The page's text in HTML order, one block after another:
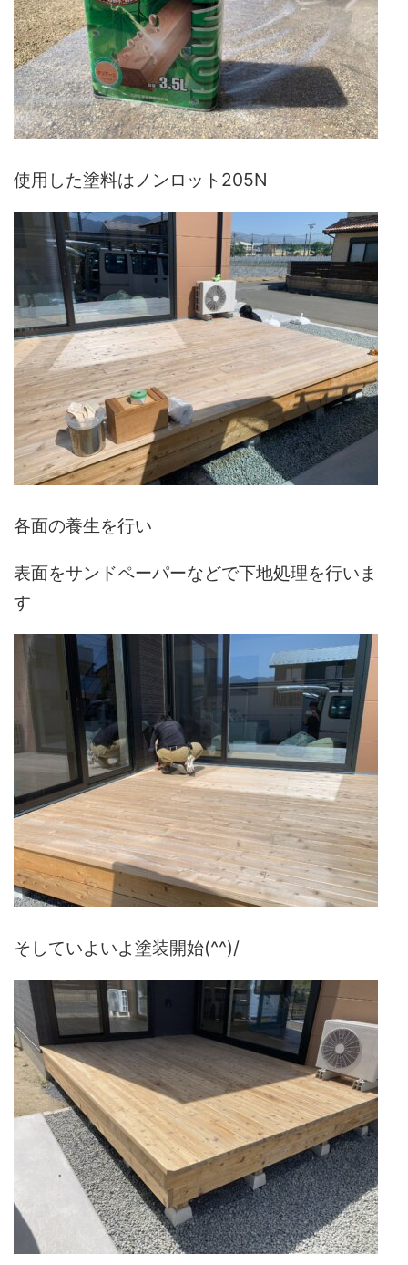
使用した塗料はノンロット205N
各面の養生を行い
表面をサンドペーパーなどで下地処理を行いま
す
そしていよいよ塗装開始(^^)/